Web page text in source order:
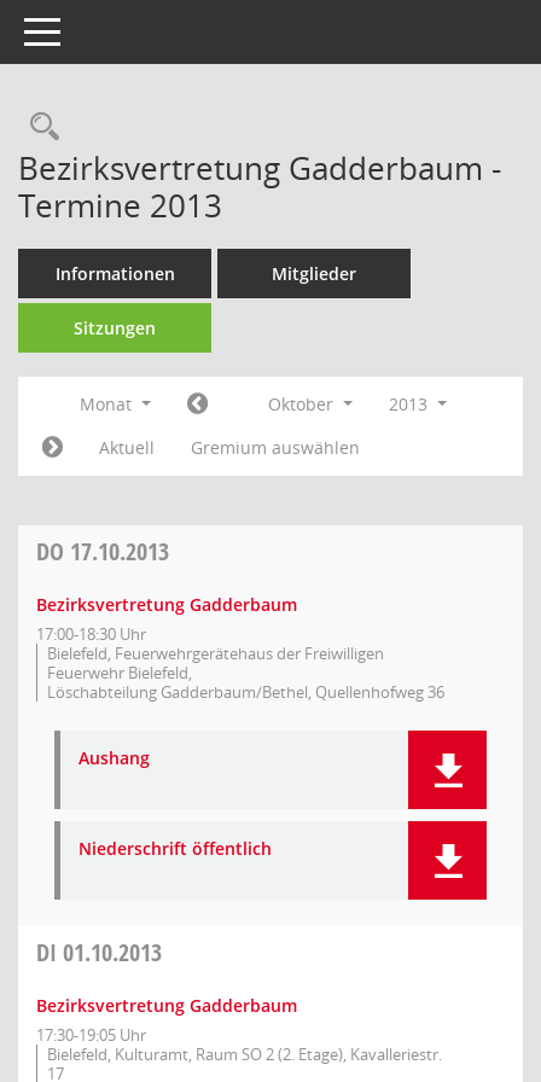
Toggle navigation
Rechercheauswahl
Bezirksvertretung Gadderbaum -
Termine 2013
Informationen Mitglieder
Sitzungen
Monat Oktober
2013
Aktuell
Gremium auswählen
DO 17.10.2013
Bezirksvertretung Gadderbaum
17:00-18:30 Uhr
Bielefeld, Feuerwehrgerätehaus der Freiwilligen
Feuerwehr Bielefeld,
Löschabteilung Gadderbaum/Bethel, Quellenhofweg 36
Aushang
Niederschrift öffentlich
DI 01.10.2013
Bezirksvertretung Gadderbaum
17:30-19:05 Uhr
Bielefeld, Kulturamt, Raum SO 2 (2. Etage), Kavalleriestr.
17